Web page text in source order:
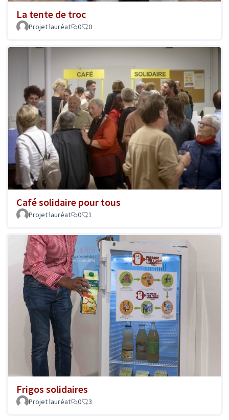
La tente de troc
Projet lauréat 0 0
Café solidaire pour tous
Projet lauréat 0 1
Frigos solidaires
Projet lauréat 0 3